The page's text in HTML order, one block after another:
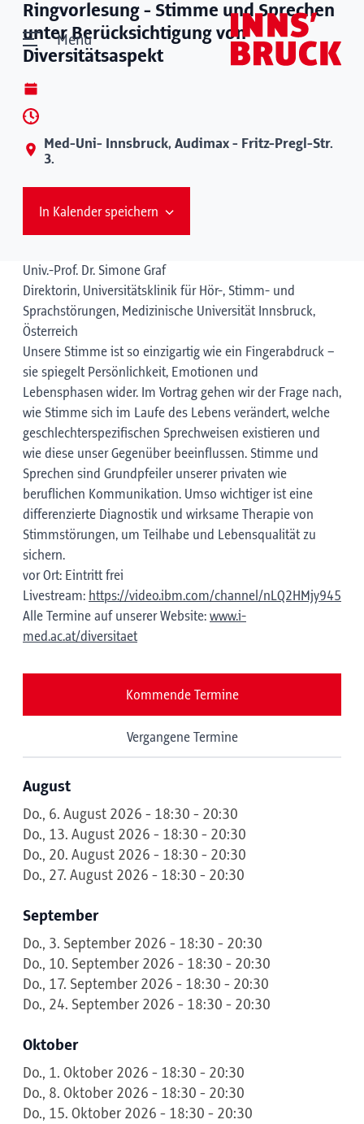
Menü
Ringvorlesung - Stimme und Sprechen
unter Berücksichtigung von
Diversitätsaspekt
Med-Uni- Innsbruck, Audimax - Fritz-Pregl-Str.
3.
In Kalender speichern
Univ.-Prof. Dr. Simone Graf
Direktorin, Universitätsklinik für Hör-, Stimm- und
Sprachstörungen, Medizinische Universität Innsbruck,
Österreich
Unsere Stimme ist so einzigartig wie ein Fingerabdruck –
sie spiegelt Persönlichkeit, Emotionen und
Lebensphasen wider. Im Vortrag gehen wir der Frage nach,
wie Stimme sich im Laufe des Lebens verändert, welche
geschlechterspezifischen Sprechweisen existieren und
wie diese unser Gegenüber beeinflussen. Stimme und
Sprechen sind Grundpfeiler unserer privaten wie
beruflichen Kommunikation. Umso wichtiger ist eine
differenzierte Diagnostik und wirksame Therapie von
Stimmstörungen, um Teilhabe und Lebensqualität zu
sichern.
vor Ort: Eintritt frei
Livestream: https://video.ibm.com/channel/nLQ2HMjy945
Alle Termine auf unserer Website: www.i-
med.ac.at/diversitaet
Kommende Termine
Vergangene Termine
August
Do., 6. August 2026 - 18:30 - 20:30
Do., 13. August 2026 - 18:30 - 20:30
Do., 20. August 2026 - 18:30 - 20:30
Do., 27. August 2026 - 18:30 - 20:30
September
Do., 3. September 2026 - 18:30 - 20:30
Do., 10. September 2026 - 18:30 - 20:30
Do., 17. September 2026 - 18:30 - 20:30
Do., 24. September 2026 - 18:30 - 20:30
Oktober
Do., 1. Oktober 2026 - 18:30 - 20:30
Do., 8. Oktober 2026 - 18:30 - 20:30
Do., 15. Oktober 2026 - 18:30 - 20:30